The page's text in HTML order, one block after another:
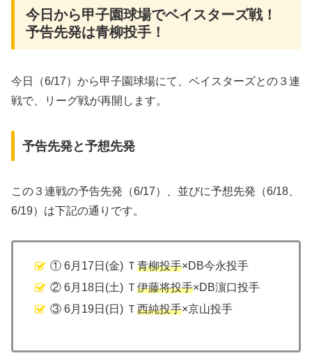
今日から甲子園球場でベイスターズ戦！
予告先発は青柳投手！
今日（6/17）から甲子園球場にて、ベイスターズとの３連
戦で、リーグ戦が再開します。
予告先発と予想先発
この３連戦の予告先発（6/17）、並びに予想先発（6/18、
6/19）は下記の通りです。
① 6月17日(金) Ｔ青柳投手×DB今永投手
② 6月18日(土) Ｔ伊藤将投手×DB濵口投手
③ 6月19日(日) Ｔ西純投手×京山投手